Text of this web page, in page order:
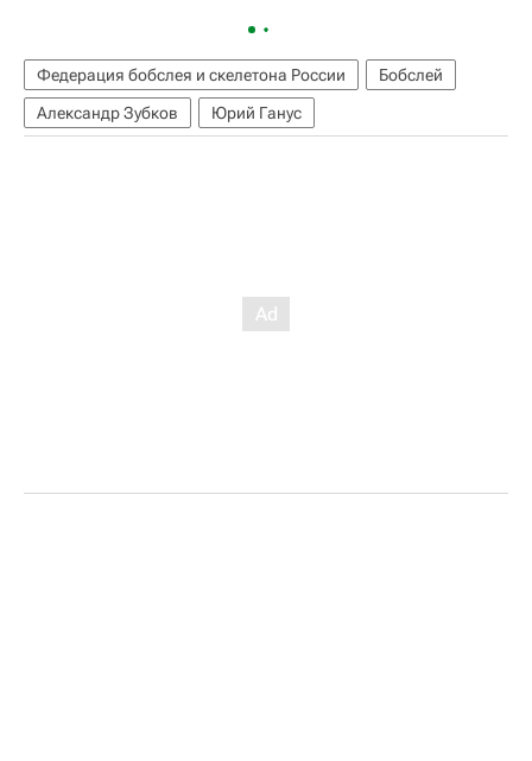
Федерация бобслея и скелетона России
Бобслей
Александр Зубков
Юрий Ганус